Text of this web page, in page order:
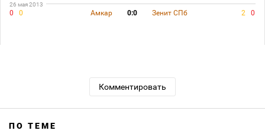
26 мая 2013
0 0 Амкар 0:0 Зенит СПб 2 0
Комментировать
ПО ТЕМЕ